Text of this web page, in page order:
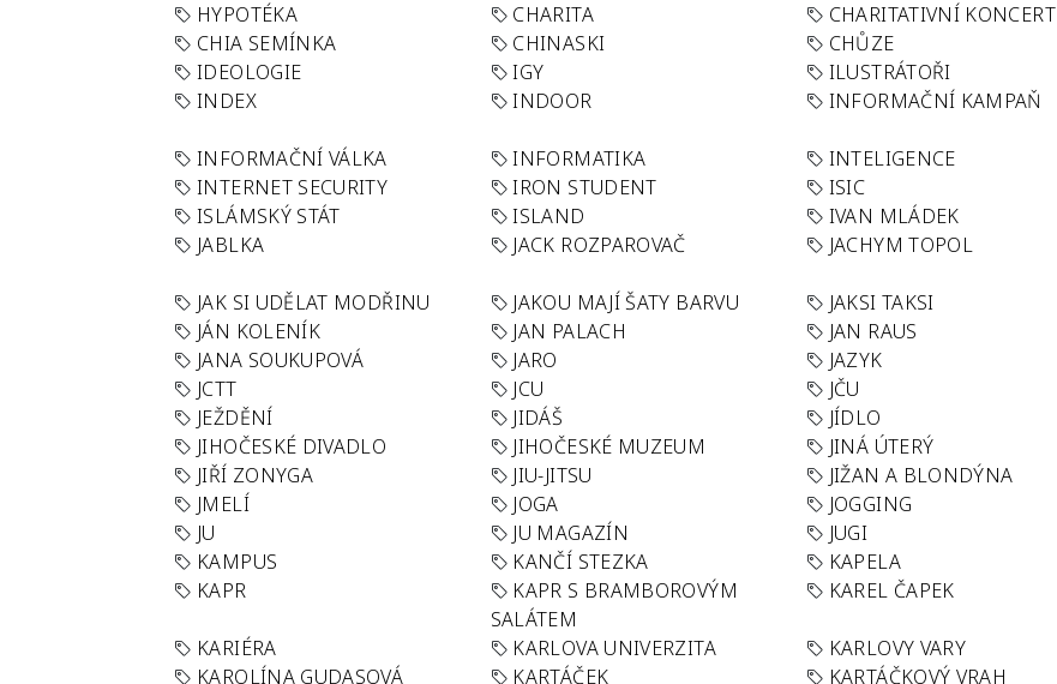
HYPOTÉKA
CHARITA CHARITATIVNÍ KONCERT
CHIA SEMÍNKA
CHINASKI CHŮZE
IDEOLOGIE
IGY ILUSTRÁTOŘI
INDEX
INDOOR INFORMAČNÍ KAMPAŇ
INFORMAČNÍ VÁLKA
INFORMATIKA INTELIGENCE
INTERNET SECURITY
IRON STUDENT ISIC
ISLÁMSKÝ STÁT
ISLAND IVAN MLÁDEK
JABLKA
JACK ROZPAROVAČ JACHYM TOPOL
JAK SI UDĚLAT MODŘINU
JAKOU MAJÍ ŠATY BARVU JAKSI TAKSI
JÁN KOLENÍK
JAN PALACH JAN RAUS
JANA SOUKUPOVÁ
JARO JAZYK
JCTT
JCU JČU
JEŽDĚNÍ
JIDÁŠ JÍDLO
JIHOČESKÉ DIVADLO
JIHOČESKÉ MUZEUM JINÁ ÚTERÝ
JIŘÍ ZONYGA
JIU-JITSU JIŽAN A BLONDÝNA
JMELÍ
JOGA JOGGING
JU
JU MAGAZÍN JUGI
KAMPUS
KANČÍ STEZKA KAPELA
KAPR
KAPR S BRAMBOROVÝM
SALÁTEM
KAREL ČAPEK
KARIÉRA KARLOVA UNIVERZITA KARLOVY VARY
KAROLÍNA GUDASOVÁ
KARTÁČEK KARTÁČKOVÝ VRAH